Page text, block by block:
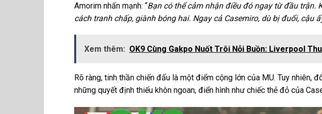
Amorim nhấn mạnh: “Bạn có thể cảm nhận điều đó ngay từ đầu trận.
cách tranh chấp, giành bóng hai. Ngay cả Casemiro, dù bị đuổi, cậu
Xem thêm: OK9 Cùng Gakpo Nuốt Trôi Nỗi Buồn: Liverpool
Rõ ràng, tinh thần chiến đấu là một điểm cộng lớn của MU. Tuy nhiên,
những quyết định thiếu khôn ngoan, điển hình như chiếc thẻ đỏ của